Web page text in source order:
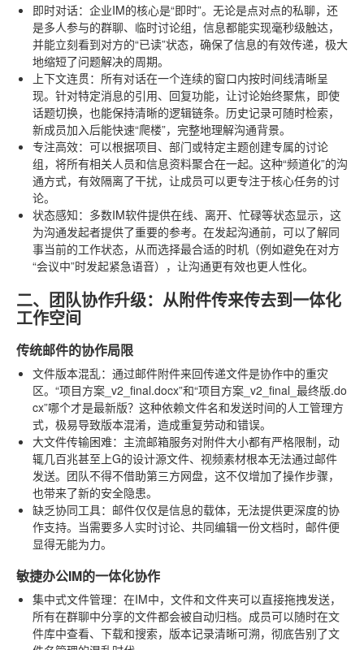
即时对话：企业IM的核心是“即时”。无论是点对点的私聊，还
是多人参与的群聊、临时讨论组，信息都能实现毫秒级触达，
并能立刻看到对方的“已读”状态，确保了信息的有效传递，极大
地缩短了问题解决的周期。
上下文连贯 ：所有对话在一个连续的窗口内按时间线清晰呈
现。针对特定消息的引用、回复功能，让讨论始终聚焦，即使
话题切换，也能保持清晰的逻辑链条。历史记录可随时检索，
新成员加入后能快速“爬楼”，完整地理解沟通背景。
专注高效：可以根据项目、部门或特定主题创建专属的讨论
组，将所有相关人员和信息资料聚合在一起。这种“频道化”的沟
通方式，有效隔离了干扰，让成员可以更专注于核心任务的讨
论。
状态感知：多数IM软件提供在线、离开、忙碌等状态显示，这
为沟通发起者提供了重要的参考。在发起沟通前，可以了解同
事当前的工作状态，从而选择最合适的时机（例如避免在对方
“会议中”时发起紧急语音），让沟通更有效也更人性化。
二、团队协作升级：从附件传来传去到一体化
工作空间
传统邮件的协作局限
文件版本混乱：通过邮件附件来回传递文件是协作中的重灾
区。“项目方案_v2_final.docx”和“项目方案_v2_final_最终版.do
cx”哪个才是最新版？这种依赖文件名和发送时间的人工管理方
式，极易导致版本混淆，造成重复劳动和错误。
大文件传输困难：主流邮箱服务对附件大小都有严格限制，动
辄几百兆甚至上G的设计源文件、视频素材根本无法通过邮件
发送。团队不得不借助第三方网盘，这不仅增加了操作步骤，
也带来了新的安全隐患。
缺乏协同工具：邮件仅仅是信息的载体，无法提供更深度的协
作支持。当需要多人实时讨论、共同编辑一份文档时，邮件便
显得无能为力。
敏捷办公IM的一体化协作
集中式文件管理：在IM中，文件和文件夹可以直接拖拽发送，
所有在群聊中分享的文件都会被自动归档。成员可以随时在文
件库中查看、下载和搜索，版本记录清晰可溯，彻底告别了文